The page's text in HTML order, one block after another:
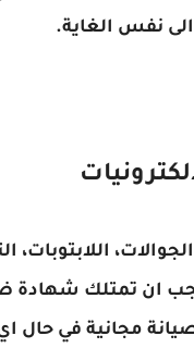
نفس الغاية.
اللابتوبات،
ان تمتلك شهادة
مجانية في حال